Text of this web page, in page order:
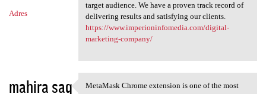
Adres
target audience. We have a proven track record of
delivering results and satisfying our clients.
https://www.imperioninfomedia.com/digital-
marketing-company/
mahira saq
MetaMask Chrome extension is one of the most